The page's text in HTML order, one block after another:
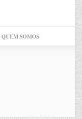
QUEM SOMOS